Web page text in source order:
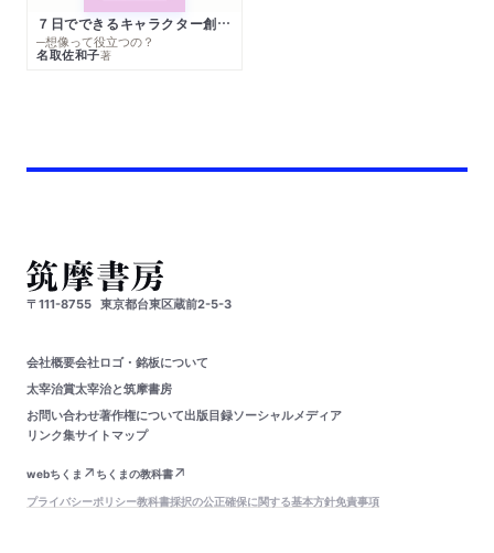
７日でできるキャラクター創作入門
─想像って役立つの？
名取佐和子著
〒111-8755 東京都台東区蔵前2-5-3
会社概要会社ロゴ・銘板について
太宰治賞太宰治と筑摩書房
お問い合わせ著作権について出版目録ソーシャルメディア
リンク集サイトマップ
webちくま
ちくまの教科書
プライバシーポリシー教科書採択の公正確保に関する基本方針免責事項